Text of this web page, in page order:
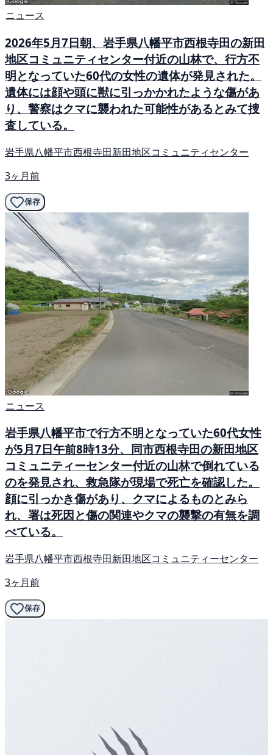
ニュース
2026年5月7日朝、岩手県八幡平市西根寺田の新田
地区コミュニティセンター付近の山林で、行方不
明となっていた60代の女性の遺体が発見された。
遺体には顔や頭に獣に引っかかれたような傷があ
り、警察はクマに襲われた可能性があるとみて捜
査している。
岩手県八幡平市西根寺田新田地区コミュニティセンター
3ヶ月前
保存
ニュース
岩手県八幡平市で行方不明となっていた60代女性
が5月7日午前8時13分、同市西根寺田の新田地区
コミュニティーセンター付近の山林で倒れている
のを発見され、救急隊が現場で死亡を確認した。
顔に引っかき傷があり、クマによるものとみら
れ、署は死因と傷の関連やクマの襲撃の有無を調
べている。
岩手県八幡平市西根寺田新田地区コミュニティーセンター
3ヶ月前
保存